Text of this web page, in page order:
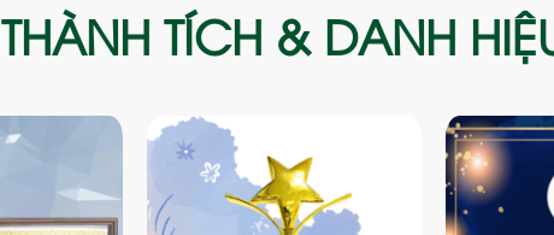
THÀNH TÍCH & DANH